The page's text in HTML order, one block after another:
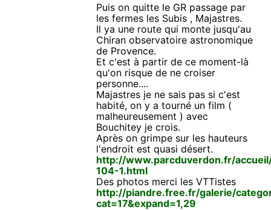
Puis on quitte le GR passage par
les fermes les Subis , Majastres.
Il ya une route qui monte jusqu'au
Chiran observatoire astronomique
de Provence.
Et c'est à partir de ce moment-là
qu'on risque de ne croiser
personne....
Majastres je ne sais pas si c'est
habité, on y a tourné un film (
malheureusement ) avec
Bouchitey je crois.
Après on grimpe sur les hauteurs
l'endroit est quasi désert.
http://www.parcduverdon.fr/
104-1.html
Des photos merci les VTTistes
http://piandre.free.fr/galerie/
cat=17&expand=1,29